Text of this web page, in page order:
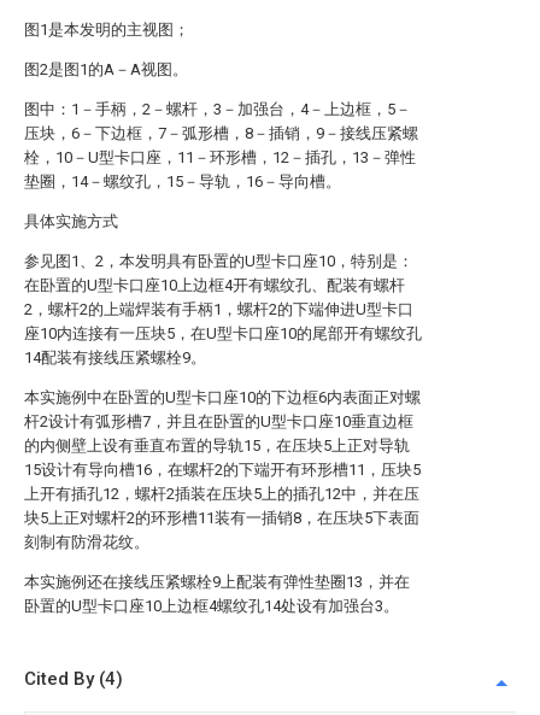
图1是本发明的主视图；
图2是图1的A－A视图。
图中：1－手柄，2－螺杆，3－加强台，4－上边框，5－
压块，6－下边框，7－弧形槽，8－插销，9－接线压紧螺
栓，10－U型卡口座，11－环形槽，12－插孔，13－弹性
垫圈，14－螺纹孔，15－导轨，16－导向槽。
具体实施方式
参见图1、2，本发明具有卧置的U型卡口座10，特别是：
在卧置的U型卡口座10上边框4开有螺纹孔、配装有螺杆
2，螺杆2的上端焊装有手柄1，螺杆2的下端伸进U型卡口
座10内连接有一压块5，在U型卡口座10的尾部开有螺纹孔
14配装有接线压紧螺栓9。
本实施例中在卧置的U型卡口座10的下边框6内表面正对螺
杆2设计有弧形槽7，并且在卧置的U型卡口座10垂直边框
的内侧壁上设有垂直布置的导轨15，在压块5上正对导轨
15设计有导向槽16，在螺杆2的下端开有环形槽11，压块5
上开有插孔12，螺杆2插装在压块5上的插孔12中，并在压
块5上正对螺杆2的环形槽11装有一插销8，在压块5下表面
刻制有防滑花纹。
本实施例还在接线压紧螺栓9上配装有弹性垫圈13，并在
卧置的U型卡口座10上边框4螺纹孔14处设有加强台3。
Cited By (4)